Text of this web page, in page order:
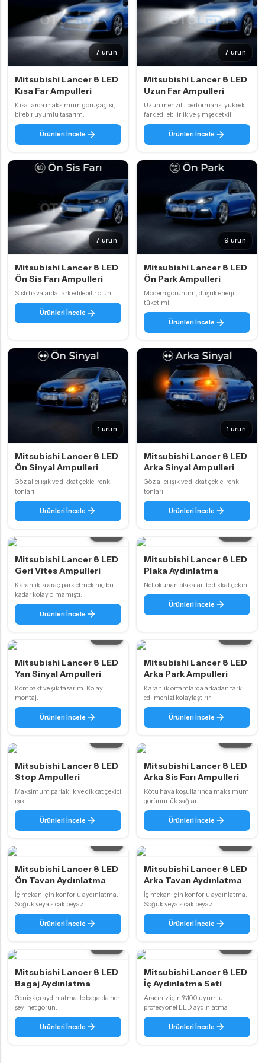
7 ürün
Mitsubishi Lancer 8 LED
Kısa Far Ampulleri
Kısa farda maksimum görüş açısı,
birebir uyumlu tasarım.
Ürünleri İncele
7 ürün
Mitsubishi Lancer 8 LED
Uzun Far Ampulleri
Uzun menzilli performans, yüksek
fark edilebilirlik ve şimşek etkili.
Ürünleri İncele
7 ürün
Mitsubishi Lancer 8 LED
Ön Sis Farı Ampulleri
Sisli havalarda fark edilebilir olun.
Ürünleri İncele
9 ürün
Mitsubishi Lancer 8 LED
Ön Park Ampulleri
Modern görünüm, düşük enerji
tüketimi.
Ürünleri İncele
1 ürün
Mitsubishi Lancer 8 LED
Ön Sinyal Ampulleri
Göz alıcı ışık ve dikkat çekici renk
tonları.
Ürünleri İncele
1 ürün
Mitsubishi Lancer 8 LED
Arka Sinyal Ampulleri
Göz alıcı ışık ve dikkat çekici renk
tonları.
Ürünleri İncele
Mitsubishi Lancer 8 LED
Geri Vites Ampulleri
Karanlıkta araç park etmek hiç bu
kadar kolay olmamıştı.
Ürünleri İncele
Mitsubishi Lancer 8 LED
Plaka Aydınlatma
Net okunan plakalar ile dikkat çekin.
Ürünleri İncele
Mitsubishi Lancer 8 LED
Yan Sinyal Ampulleri
Kompakt ve şık tasarım. Kolay
montaj.
Ürünleri İncele
Mitsubishi Lancer 8 LED
Arka Park Ampulleri
Karanlık ortamlarda arkadan fark
edilmenizi kolaylaştırır.
Ürünleri İncele
Mitsubishi Lancer 8 LED
Stop Ampulleri
Maksimum parlaklık ve dikkat çekici
ışık.
Ürünleri İncele
Mitsubishi Lancer 8 LED
Arka Sis Farı Ampulleri
Kötü hava koşullarında maksimum
görünürlük sağlar.
Ürünleri İncele
Mitsubishi Lancer 8 LED
Ön Tavan Aydınlatma
İç mekan için konforlu aydınlatma.
Soğuk veya sıcak beyaz.
Ürünleri İncele
Mitsubishi Lancer 8 LED
Arka Tavan Aydınlatma
İç mekan için konforlu aydınlatma.
Soğuk veya sıcak beyaz.
Ürünleri İncele
Mitsubishi Lancer 8 LED
Bagaj Aydınlatma
Geniş açı aydınlatma ile bagajda her
şeyi net görün.
Ürünleri İncele
Mitsubishi Lancer 8 LED
İç Aydınlatma Seti
Aracınız için %100 uyumlu,
profesyonel LED aydınlatma
Ürünleri İncele